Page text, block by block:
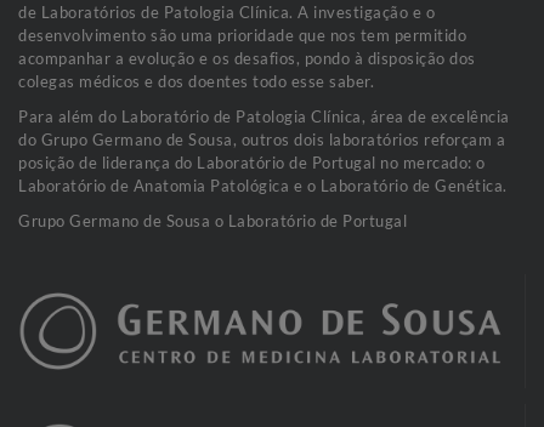
de Laboratórios de Patologia Clínica. A investigação e o
desenvolvimento são uma prioridade que nos tem permitido
acompanhar a evolução e os desafios, pondo à disposição dos
colegas médicos e dos doentes todo esse saber.
Para além do Laboratório de Patologia Clínica, área de excelência
do Grupo Germano de Sousa, outros dois laboratórios reforçam a
posição de liderança do Laboratório de Portugal no mercado: o
Laboratório de Anatomia Patológica e o Laboratório de Genética.
Grupo Germano de Sousa o Laboratório de Portugal